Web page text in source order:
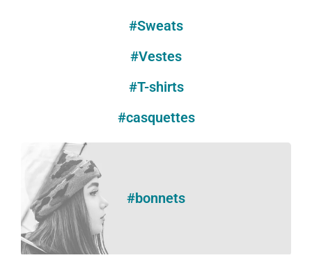
#Sweats
#Vestes
#T-shirts
#casquettes
#bonnets